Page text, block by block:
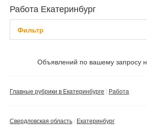
Работа Екатеринбург
Фильтр
Не важноОбъявлений по вашему запросу
Главные рубрики в Екатеринбурге Работа
Свердловская область Екатеринбург